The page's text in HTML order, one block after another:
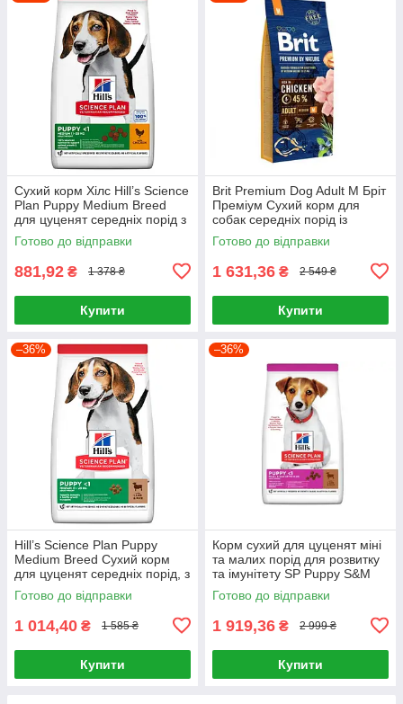
Сухий корм Хілс Hill’s Science
Plan Puppy Medium Breed
для цуценят середніх порід з
куркою, 2,5 кг
Готово до відправки
881,92 ₴ 1 378 ₴
Купити
Brit Premium Dog Adult M Бріт
Преміум Сухий корм для
собак середніх порід із
куркою 15 кг
Готово до відправки
1 631,36 ₴ 2 549 ₴
Купити
–36%
Hill’s Science Plan Puppy
Medium Breed Сухий корм
для цуценят середніх порід, з
ягням і рисом, 2,5 кг
Готово до відправки
1 014,40 ₴ 1 585 ₴
Купити
–36%
Корм сухий для цуценят міні
та малих порід для розвитку
та імунітету SP Puppy S&M
L&R 6кг, Ягня та рис
Готово до відправки
1 919,36 ₴ 2 999 ₴
Купити